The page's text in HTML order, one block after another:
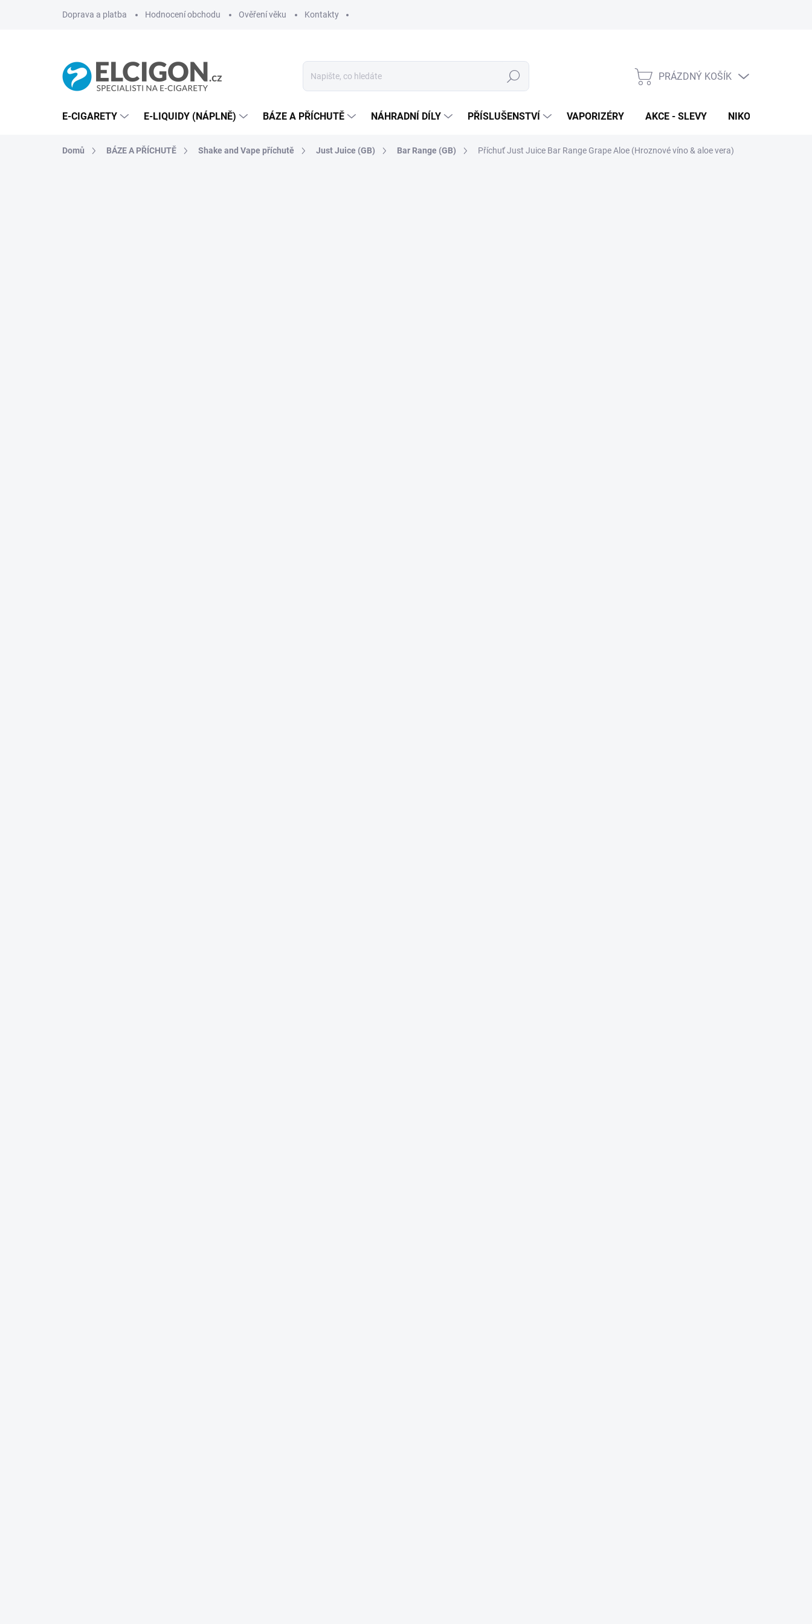
Doprava a platba Hodnocení obchodu Ověření věku Kontakty
Hledat
NÁKUPNÍ
PRÁZDNÝ KOŠÍK
E-CIGARETY E-LIQUIDY (NÁPLNĚ) BÁZE A PŘÍCHUTĚ NÁHRADNÍ DÍLY PŘÍSLUŠENSTVÍ VAPORIZÉRY AKCE - SLEVY NIKOTINOVÉ
Domů BÁZE A PŘÍCHUTĚ Shake and Vape příchutě Just Juice (GB) Bar Range (GB) Příchuť Just Juice Bar Range Grape Aloe (Hroznové víno & aloe vera)